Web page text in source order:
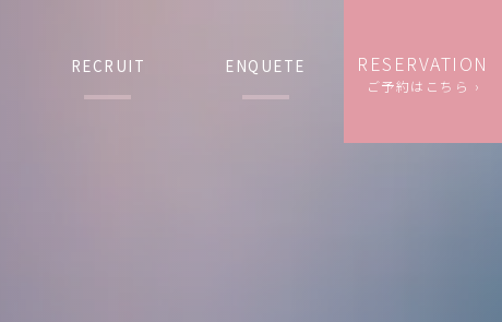
RECRUIT ENQUETE RESERVATION
ご予約はこちら ›